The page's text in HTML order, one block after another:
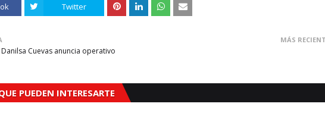
Twitter
MÁS
Cuevas anuncia operativo
PUEDEN INTERESARTE